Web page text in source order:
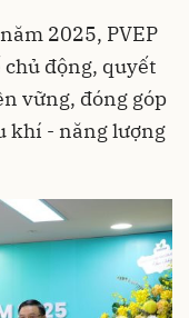
2025, PVEP
động, quyết
vững, đóng góp
khí - năng lượng